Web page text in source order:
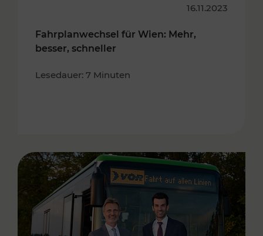
16.11.2023
Fahrplanwechsel für Wien: Mehr,
besser, schneller
Lesedauer: 7 Minuten